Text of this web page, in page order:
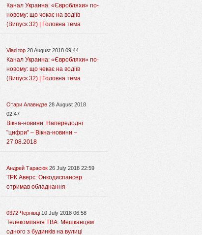
Канал Украина: «Євробляхи» по-
новому: що чекає на водіїв
(Випуск 32) | Головна тема
Vlad top 28 August 2018 09:44
Канал Украина: «Євробляхи» по-
новому: що чекає на водіїв
(Випуск 32) | Головна тема
Отари Алавидзе 28 August 2018
02:47
Вікна-новини: Напередодні
"цифри" – Вікна-новини –
27.08.2018
Андрей Тарасюк 26 July 2018 22:59
ТРК Аверс: Онкодиспансер
отримав обладнання
0372 Чернівці 10 July 2018 06:58
Телекомпанія ТВА: Мешканцям
одного з будинків на вулиці